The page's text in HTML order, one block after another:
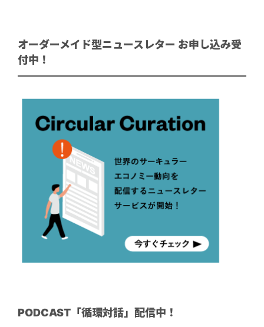
オーダーメイド型ニュースレター お申し込み受
付中！
PODCAST「循環対話」配信中！